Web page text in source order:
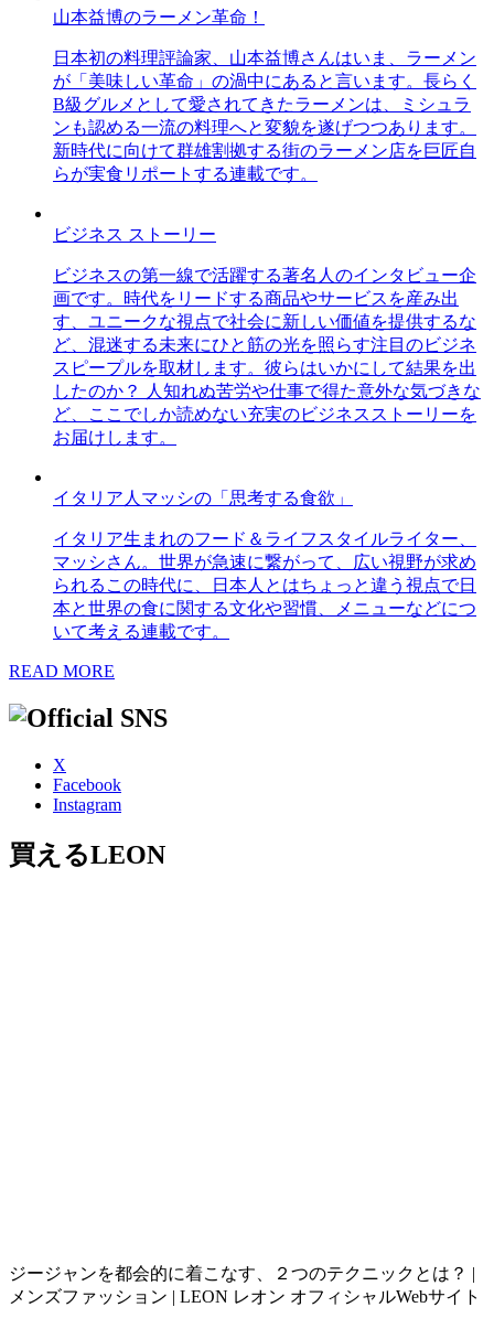
山本益博のラーメン革命！
日本初の料理評論家、山本益博さんはいま、ラーメン
が「美味しい革命」の渦中にあると言います。長らく
B級グルメとして愛されてきたラーメンは、ミシュラ
ンも認める一流の料理へと変貌を遂げつつあります。
新時代に向けて群雄割拠する街のラーメン店を巨匠自
らが実食リポートする連載です。
ビジネス ストーリー
ビジネスの第一線で活躍する著名人のインタビュー企
画です。時代をリードする商品やサービスを産み出
す、ユニークな視点で社会に新しい価値を提供するな
ど、混迷する未来にひと筋の光を照らす注目のビジネ
スピープルを取材します。彼らはいかにして結果を出
したのか？ 人知れぬ苦労や仕事で得た意外な気づきな
ど、ここでしか読めない充実のビジネスストーリーを
お届けします。
イタリア人マッシの「思考する食欲」
イタリア生まれのフード＆ライフスタイルライター、
マッシさん。世界が急速に繋がって、広い視野が求め
られるこの時代に、日本人とはちょっと違う視点で日
本と世界の食に関する文化や習慣、メニューなどにつ
いて考える連載です。
READ MORE
X
Facebook
Instagram
買えるLEON
ジージャンを都会的に着こなす、２つのテクニックとは？ |
メンズファッション | LEON レオン オフィシャルWebサイト